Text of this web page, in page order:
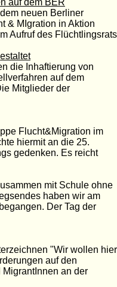
auf dem BER
neuen Berliner
& MIgration in Aktion
Aufruf des Flüchtlingsrats
die Inhaftierung von
auf dem
Mitglieder der
Flucht&Migration im
hiermit an die 25.
gedenken. Es reicht
mit Schule ohne
haben wir am
Der Tag der
"Wir wollen hier
auf den
an der